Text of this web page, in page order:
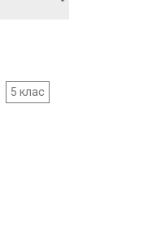
5 клас